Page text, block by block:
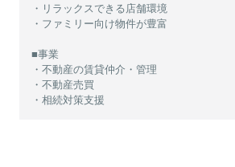
・リラックスできる店舗環境
・ファミリー向け物件が豊富
■事業
・不動産の賃貸仲介・管理
・不動産売買
・相続対策支援